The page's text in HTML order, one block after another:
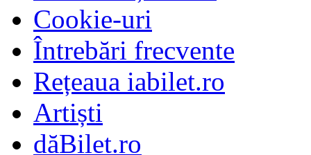
Cookie-uri
Întrebări frecvente
Rețeaua iabilet.ro
Artiști
dăBilet.ro